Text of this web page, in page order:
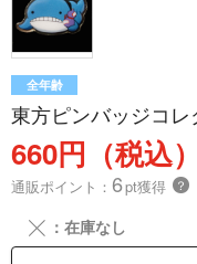
全年齢
東方ピンバッジコ
660円（税込）
通販ポイント： 6pt獲得 ？
╳ ：在庫なし